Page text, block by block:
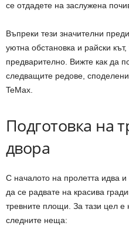
се отдадете на заслужена
Въпреки тези значителни
уютна обстановка и райски
предварително. Вижте как да
следващите редове,
TeMax.
Подготовка на
двора
С началото на пролетта идва
да се радвате на красива
тревните площи. За тази цел
следните неща: